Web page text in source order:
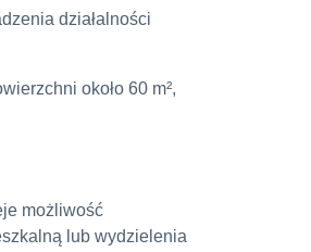
działalności
około 60 m²,
możliwość
lub wydzielenia